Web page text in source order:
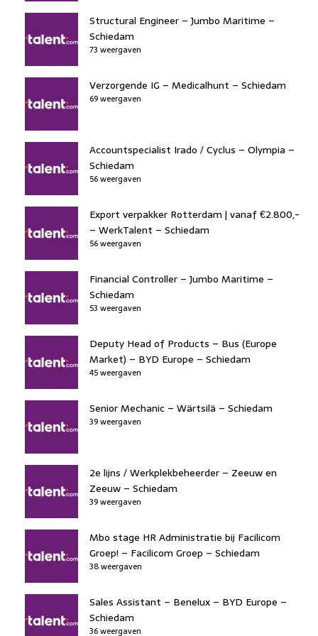
Structural Engineer – Jumbo Maritime –
Schiedam
73 weergaven
Verzorgende IG – Medicalhunt – Schiedam
69 weergaven
Accountspecialist Irado / Cyclus – Olympia –
Schiedam
56 weergaven
Export verpakker Rotterdam | vanaf €2.800,-
– WerkTalent – Schiedam
56 weergaven
Financial Controller – Jumbo Maritime –
Schiedam
53 weergaven
Deputy Head of Products – Bus (Europe
Market) – BYD Europe – Schiedam
45 weergaven
Senior Mechanic – Wärtsilä – Schiedam
39 weergaven
2e lijns / Werkplekbeheerder – Zeeuw en
Zeeuw – Schiedam
39 weergaven
Mbo stage HR Administratie bij Facilicom
Groep! – Facilicom Groep – Schiedam
38 weergaven
Sales Assistant – Benelux – BYD Europe –
Schiedam
36 weergaven